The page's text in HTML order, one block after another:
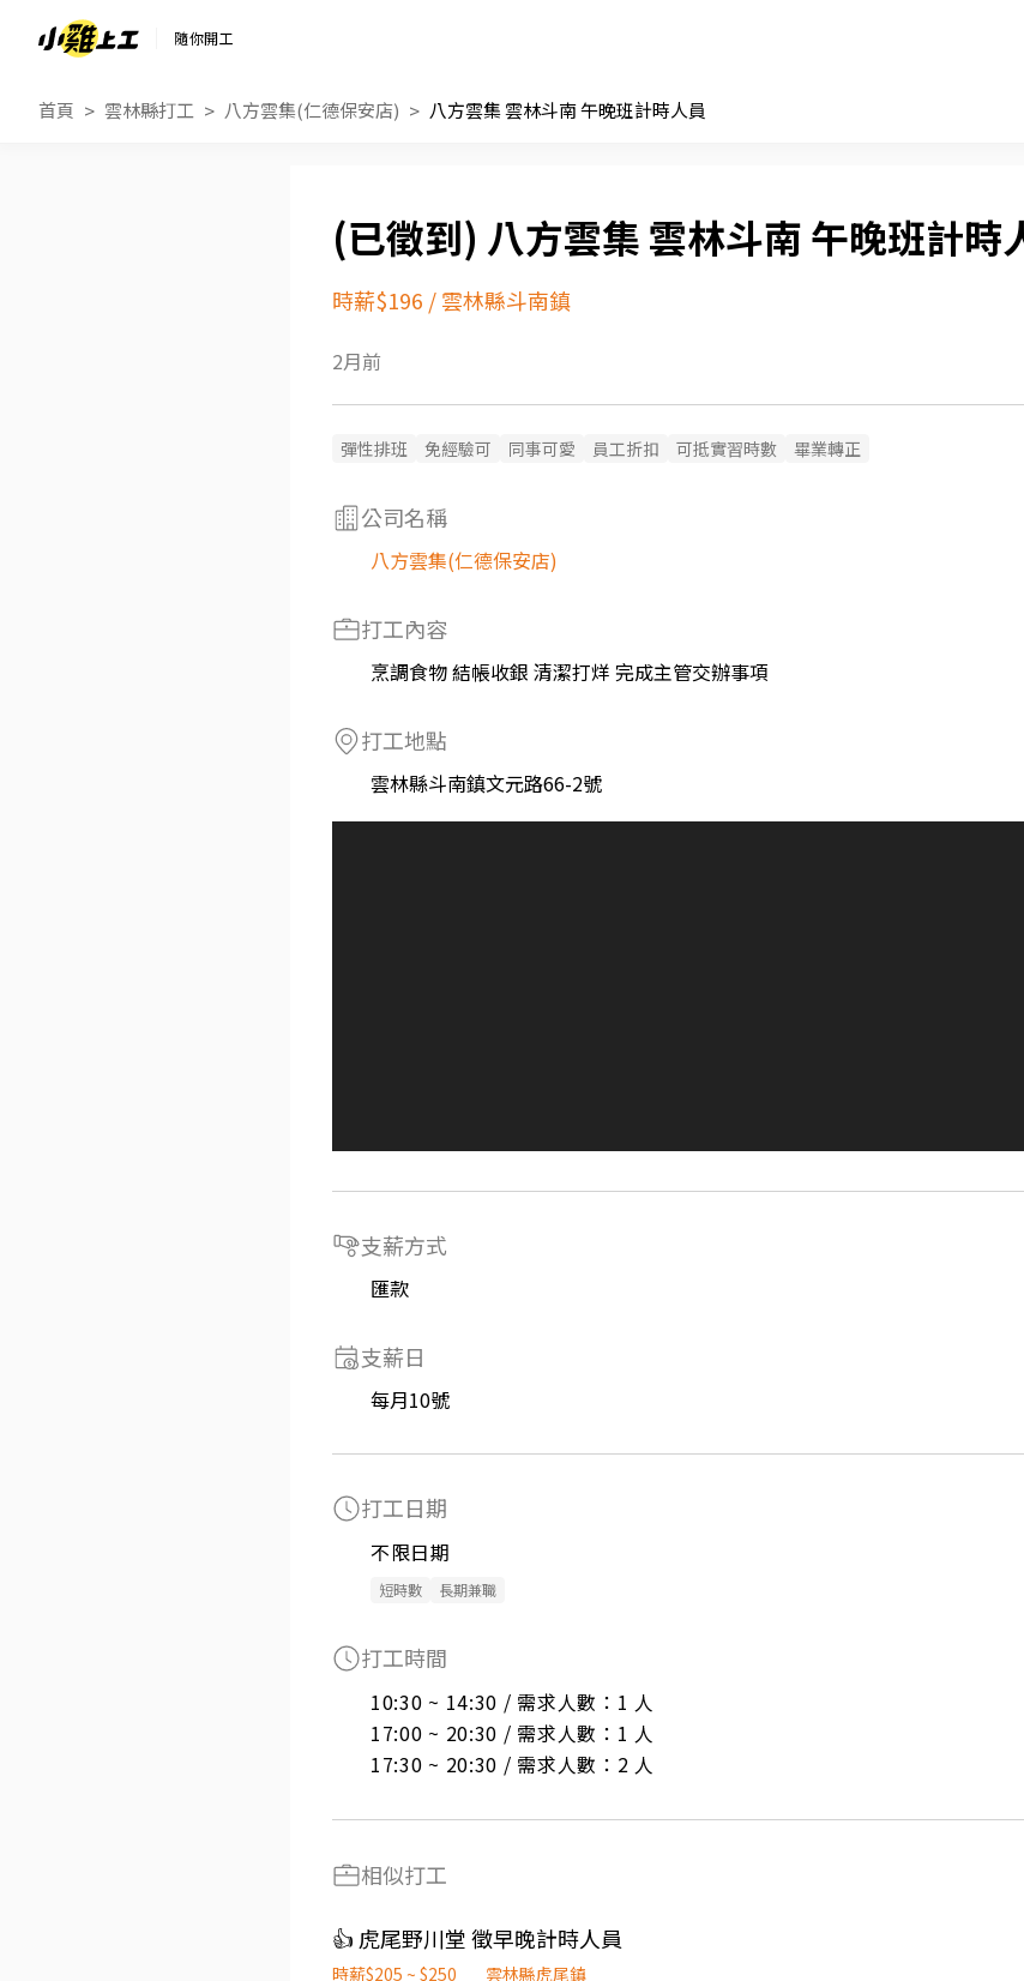
隨你開工
首頁 雲林縣打工 八方雲集(仁德保安店) 八方雲集 雲林斗南 午晚班計時人員
八方雲集 雲林斗南 午晚班計時
時薪$196 /雲林縣斗南鎮
2月前
彈性排班 免經驗可 同事可愛 員工折扣 可抵實習時數 畢業轉正
公司名稱
八方雲集(仁德保安店)
打工內容
烹調食物 結帳收銀 清潔打烊 完成主管交辦事項
打工地點
雲林縣斗南鎮文元路66-2號
支薪方式
匯款
支薪日
每月10號
打工日期
不限日期
短時數 長期兼職
打工時間
10:30 ~ 14:30 / 需求人數：1 人
17:00 ~ 20:30 / 需求人數：1 人
17:30 ~ 20:30 / 需求人數：2 人
相似打工
👍 虎尾野川堂 徵早晚計時人員
時薪$205 ~ $250
雲林縣虎尾鎮